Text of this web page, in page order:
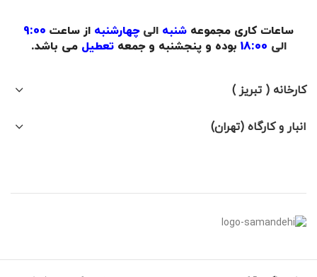
ساعات کاری مجموعه شنبه الی چهارشنبه از ساعت 9:00
الی
بوده و پنجشنبه و جمعهتعطیل می باشد.
کارخانه ( تبریز )
انبار و کارگاه (تهران)